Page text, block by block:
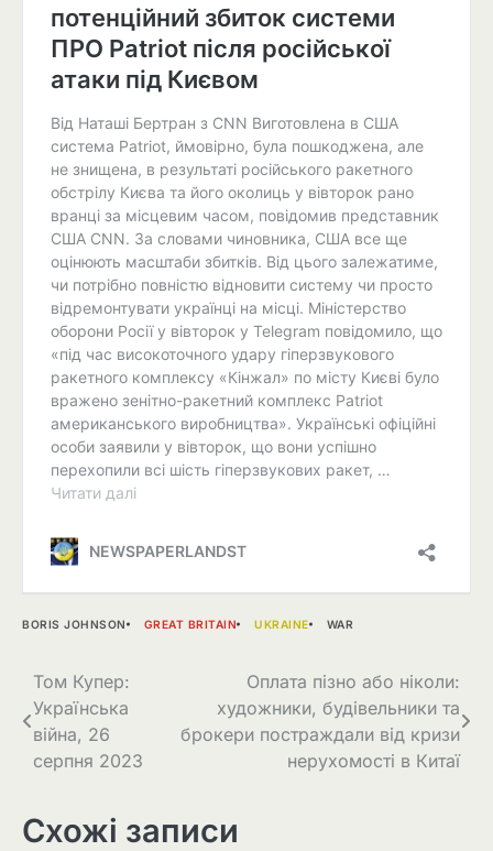
BORIS JOHNSON GREAT BRITAIN UKRAINE WAR
Навігація
записів
Том Купер:
Українська
війна, 26
серпня 2023
Оплата пізно або ніколи:
художники, будівельники та
брокери постраждали від кризи
нерухомості в Китаї
Схожі записи